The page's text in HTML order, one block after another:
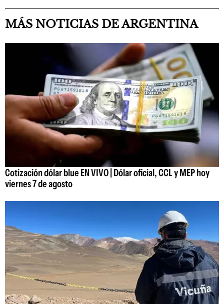
MÁS NOTICIAS DE ARGENTINA
Cotización dólar blue EN VIVO | Dólar oficial, CCL y MEP hoy
viernes 7 de agosto